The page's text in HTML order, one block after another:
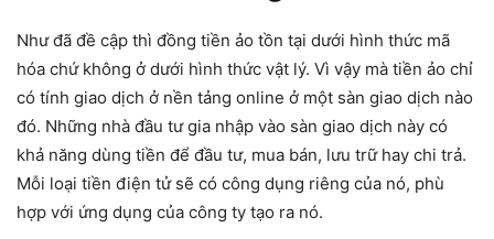
Như đã đề cập thì đồng tiền ảo tồn tại dưới hình thức mã
hóa chứ không ở dưới hình thức vật lý. Vì vậy mà tiền ảo chỉ
có tính giao dịch ở nền tảng online ở một sàn giao dịch nào
đó. Những nhà đầu tư gia nhập vào sàn giao dịch này có
khả năng dùng tiền để đầu tư, mua bán, lưu trữ hay chi trả.
Mỗi loại tiền điện tử sẽ có công dụng riêng của nó, phù
hợp với ứng dụng của công ty tạo ra nó.